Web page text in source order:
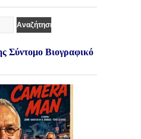
Σύντομο Βιογραφικό